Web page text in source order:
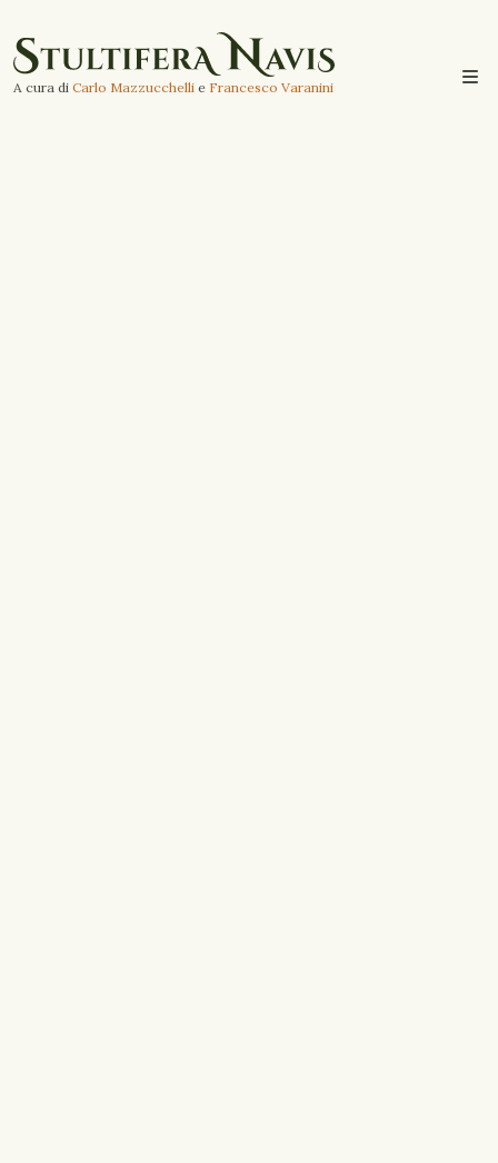
A cura di Carlo Mazzucchelli e Francesco Varanini